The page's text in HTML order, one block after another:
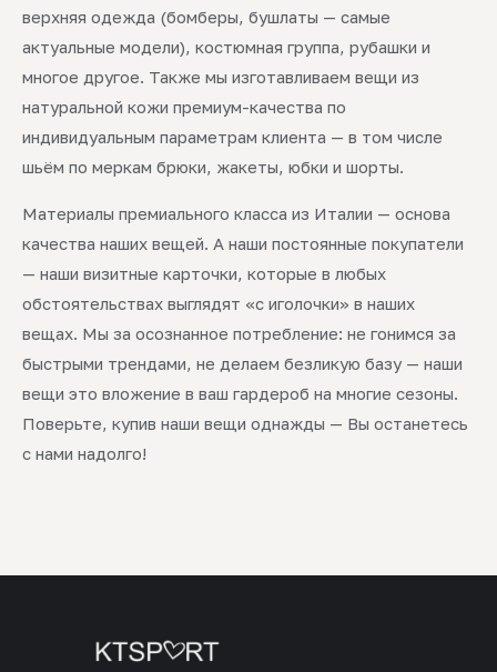
верхняя одежда (бомберы, бушлаты — самые
актуальные модели), костюмная группа, рубашки и
многое другое. Также мы изготавливаем вещи из
натуральной кожи премиум-качества по
индивидуальным параметрам клиента — в том числе
шьём по меркам брюки, жакеты, юбки и шорты.
Материалы премиального класса из Италии — основа
качества наших вещей. А наши постоянные покупатели
— наши визитные карточки, которые в любых
обстоятельствах выглядят «с иголочки» в наших
вещах. Мы за осознанное потребление: не гонимся за
быстрыми трендами, не делаем безликую базу — наши
вещи это вложение в ваш гардероб на многие сезоны.
Поверьте, купив наши вещи однажды — Вы останетесь
с нами надолго!